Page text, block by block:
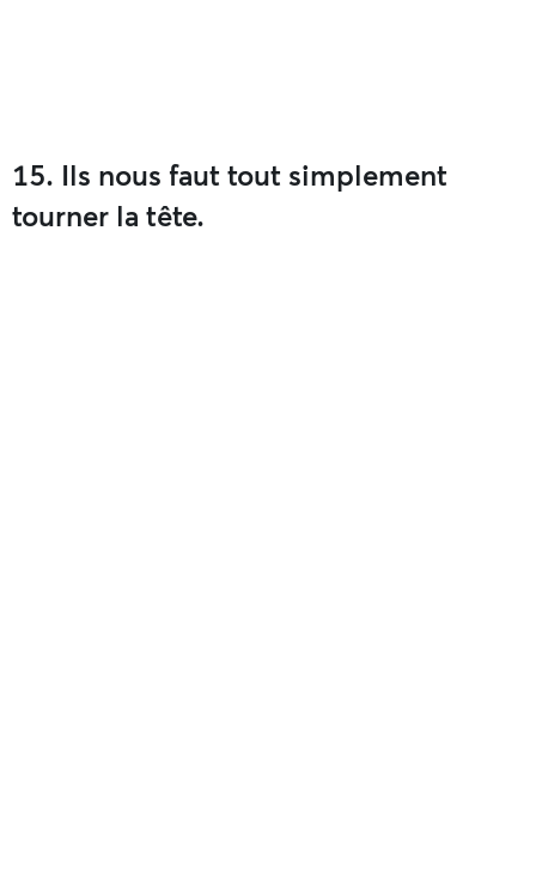
15. Ils nous faut tout simplement
tourner la tête.